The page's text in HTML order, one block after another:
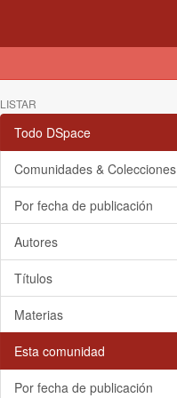
LISTAR
Todo DSpace
Comunidades & Colecciones
Por fecha de publicación
Autores
Títulos
Materias
Esta comunidad
Por fecha de publicación